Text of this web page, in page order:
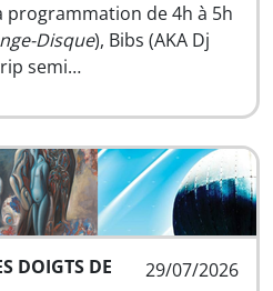
programmation de 4h à 5h
Disque), Bibs (AKA Dj
semi…
29/07/2026
DOIGTS DE